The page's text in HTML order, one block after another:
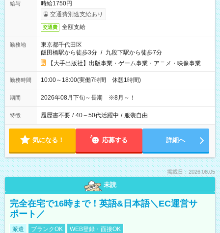
給与
時給1750円
交通費別途支給あり
交通費 全額支給
勤務地
東京都千代田区
飯田橋駅から徒歩3分 / 九段下駅から徒歩7分
【大手出版社】出版事業・ゲーム事業・アニメ・映像事業
勤務時間 10:00～18:00(実働7時間 休憩1時間)
期間 2026年08月下旬～長期 ※8月～！
特徴 履歴書不要 / 40～50代活躍中 / 服装自由
気になる！ 応募する 詳細へ
掲載日：2026.08.05
未読
完全在宅で16時まで！英語&日本語＼EC運営サ
ポート／
派遣 ブランクOK WEB登録・面接OK